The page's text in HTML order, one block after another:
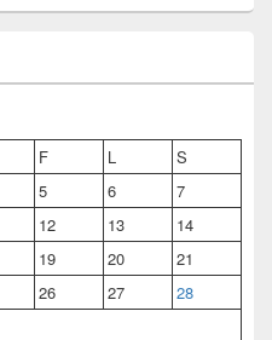
F L
S
5 6
7
12 13
14
19 20
21
26 27
28